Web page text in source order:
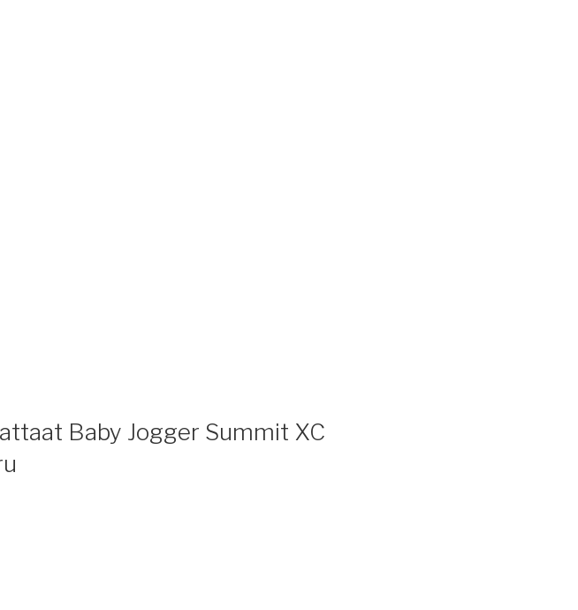
Baby Jogger Summit XC